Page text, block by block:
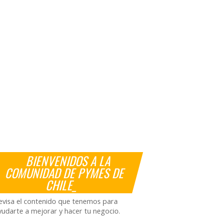
BIENVENIDOS A LA
COMUNIDAD DE PYMES DE
CHILE_
el contenido que tenemos para
a mejorar y hacer tu negocio.